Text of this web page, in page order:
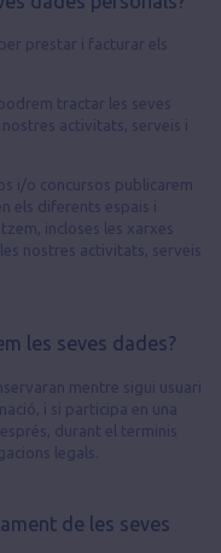
prestar i facturar els
tractar les seves
activitats, serveis i
i/o concursos publicarem
els diferents espais i
incloses les xarxes
nostres activitats, serveis
les seves dades?
mentre sigui usuari
i si participa en una
durant el terminis
legals.
de les seves